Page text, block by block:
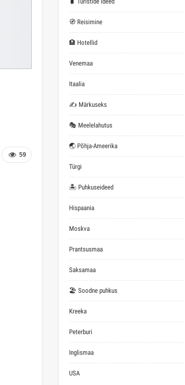
59
🧭 Reisimine
🏨 Hotellid
Venemaa
Itaalia
✍ Märkuseks
🎭 Meelelahutus
🌏 Põhja-Ameerika
Türgi
🏝 Puhkuseideed
Hispaania
Moskva
Prantsusmaa
Saksamaa
🏖 Soodne puhkus
Kreeka
Peterburi
Inglismaa
USA